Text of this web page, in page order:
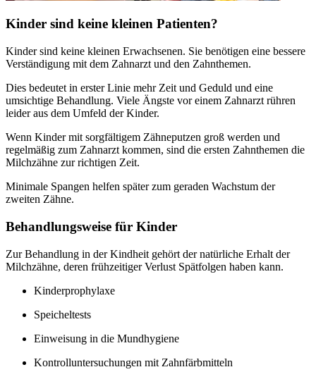
Kinder sind keine kleinen Patienten?
Kinder sind keine kleinen Erwachsenen. Sie benötigen eine bessere
Verständigung mit dem Zahnarzt und den Zahnthemen.
Dies bedeutet in erster Linie mehr Zeit und Geduld und eine
umsichtige Behandlung. Viele Ängste vor einem Zahnarzt rühren
leider aus dem Umfeld der Kinder.
Wenn Kinder mit sorgfältigem Zähneputzen groß werden und
regelmäßig zum Zahnarzt kommen, sind die ersten Zahnthemen die
Milchzähne zur richtigen Zeit.
Minimale Spangen helfen später zum geraden Wachstum der
zweiten Zähne.
Behandlungsweise für Kinder
Zur Behandlung in der Kindheit gehört der natürliche Erhalt der
Milchzähne, deren frühzeitiger Verlust Spätfolgen haben kann.
Kinderprophylaxe
Speicheltests
Einweisung in die Mundhygiene
Kontrolluntersuchungen mit Zahnfärbmitteln